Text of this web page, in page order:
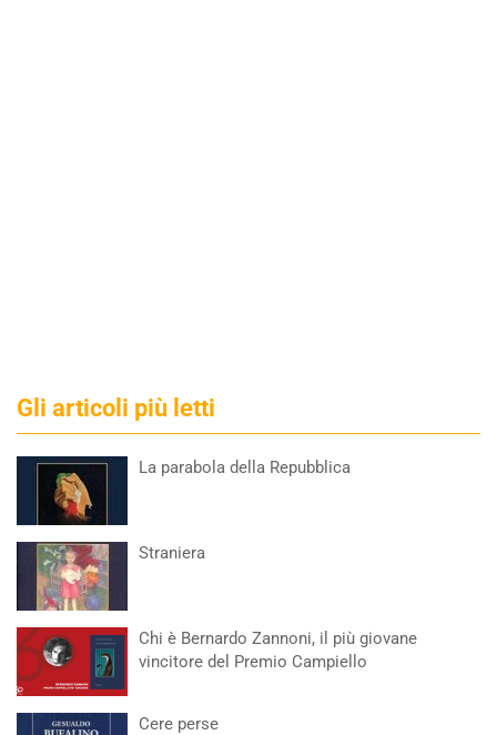
Gli articoli più letti
La parabola della Repubblica
Straniera
Chi è Bernardo Zannoni, il più giovane
vincitore del Premio Campiello
Cere perse